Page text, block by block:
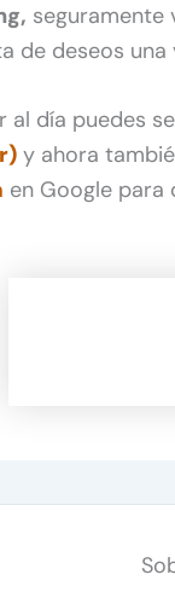
seguramente
de deseos una
al día puedes
y ahora
en Google para